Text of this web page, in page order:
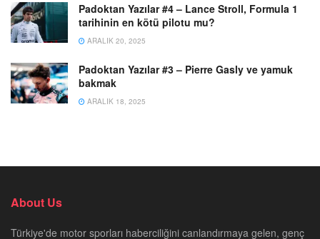
Padoktan Yazılar #4 – Lance Stroll, Formula 1
tarihinin en kötü pilotu mu?
ARALIK 20, 2025
Padoktan Yazılar #3 – Pierre Gasly ve yamuk
bakmak
ARALIK 18, 2025
About Us
Türkiye'de motor sporları haberciliğini canlandırmaya gelen, genç